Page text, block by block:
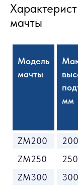
мачты
Модель
мачты
мм
ZM200
ZM250
ZM300